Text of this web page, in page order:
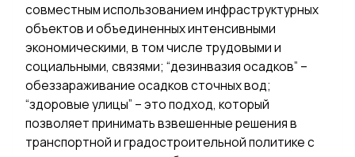
совместным использованием инфраструктурных
объектов и объединенных интенсивными
экономическими, в том числе трудовыми и
социальными, связями; “дезинвазия осадков” –
обеззараживание осадков сточных вод;
“здоровые улицы” – это подход, который
позволяет принимать взвешенные решения в
транспортной и градостроительной политике с